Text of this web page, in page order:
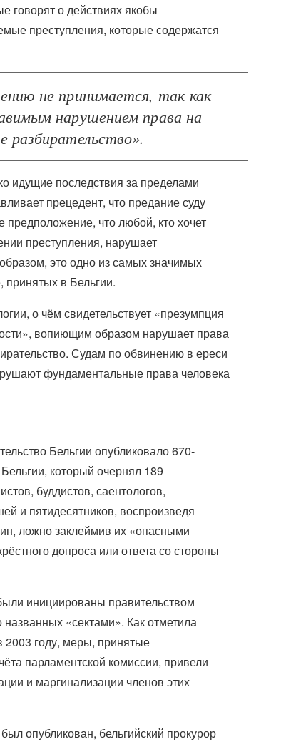
говорят о действиях якобы
преступления, которые содержатся
не принимается, так как
нарушением права на
разбирательство».
идущие последствия за пределами
прецедент, что предание суду
предположение, что любой, кто хочет
преступления, нарушает
это одно из самых значимых
принятых в Бельгии.
о чём свидетельствует «презумпция
вопиющим образом нарушает права
Судам по обвинению в ереси
фундаментальные права человека
Бельгии опубликовало 670-
который очернял 189
буддистов, саентологов,
и пятидесятников, воспроизведя
ложно заклеймив их «опасными
допроса или ответа со стороны
инициированы правительством
«сектами». Как отметила
году, меры, принятые
парламентской комиссии, привели
и маргинализации членов этих
опубликован, бельгийский прокурор